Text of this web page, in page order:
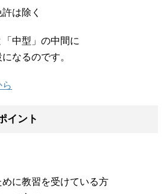
は除く
中型」の中間に
なるのです。
イント
に教習を受けている方